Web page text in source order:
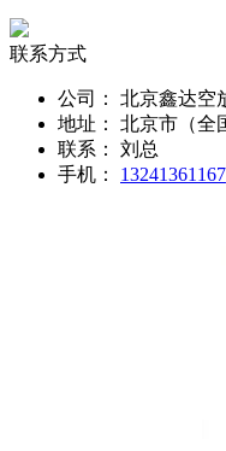
联系方式
公司：
北京鑫达空
地址：
北京市（全
联系：
刘总
手机：
13241361167